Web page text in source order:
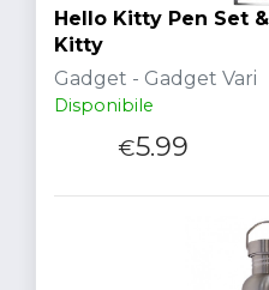
Hello Kitty Pen Set
Kitty
Gadget - Gadget Vari
Disponibile
€5.99